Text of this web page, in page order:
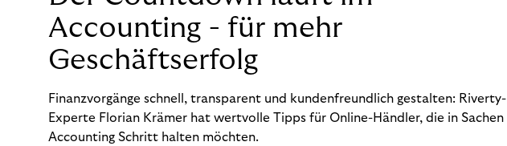
Accounting - für mehr
Geschäftserfolg
Finanzvorgänge schnell, transparent und kundenfreundlich gestalten: Riverty-
Experte Florian Krämer hat wertvolle Tipps für Online-Händler, die in Sachen
Accounting Schritt halten möchten.